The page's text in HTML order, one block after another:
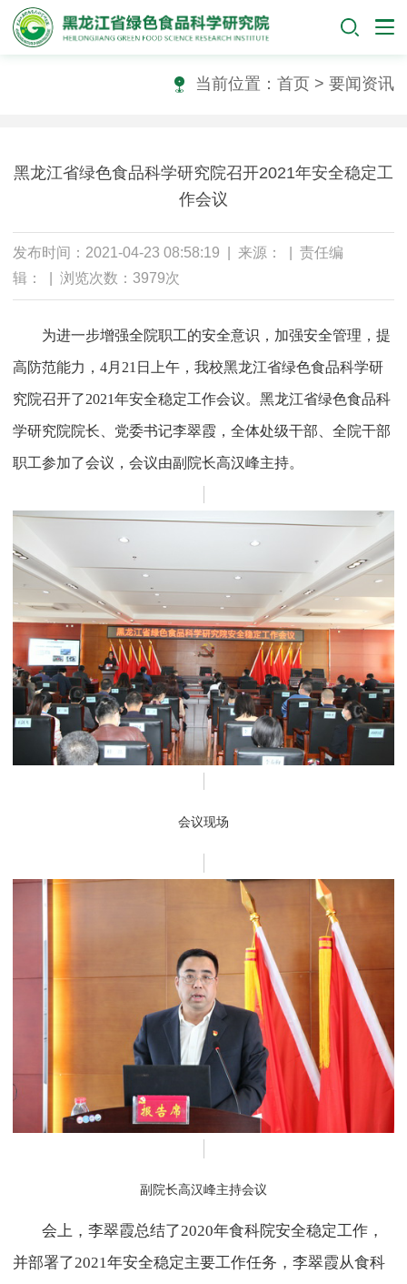
当前位置： 首页> 要闻资讯
黑龙江省绿色食品科学研究院召开2021年安全稳定工
作会议
发布时间：2021-04-23 08:58:19 | 来源： | 责任编
辑： | 浏览次数：3979次
为进一步增强全院职工的安全意识，加强安全管理，提
高防范能力，4月21日上午，我校黑龙江省绿色食品科学研
究院召开了2021年安全稳定工作会议。黑龙江省绿色食品科
学研究院院长、党委书记李翠霞，全体处级干部、全院干部
职工参加了会议，会议由副院长高汉峰主持。
会议现场
副院长高汉峰主持会议
会上，李翠霞总结了2020年食科院安全稳定工作，
并部署了2021年安全稳定主要工作任务，李翠霞从食科